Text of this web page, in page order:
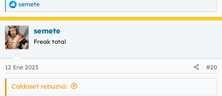
R
e
a
c
c
i
e
s
semete
semete
Freak total
12 Ene 2023 #20
Caldoset rebuznó: